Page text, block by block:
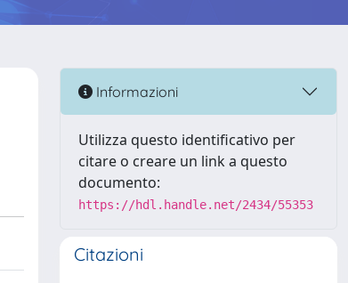
Informazioni
Utilizza questo identificativo per
citare o creare un link a questo
documento:
https://hdl.handle.net/2434/55353
Citazioni